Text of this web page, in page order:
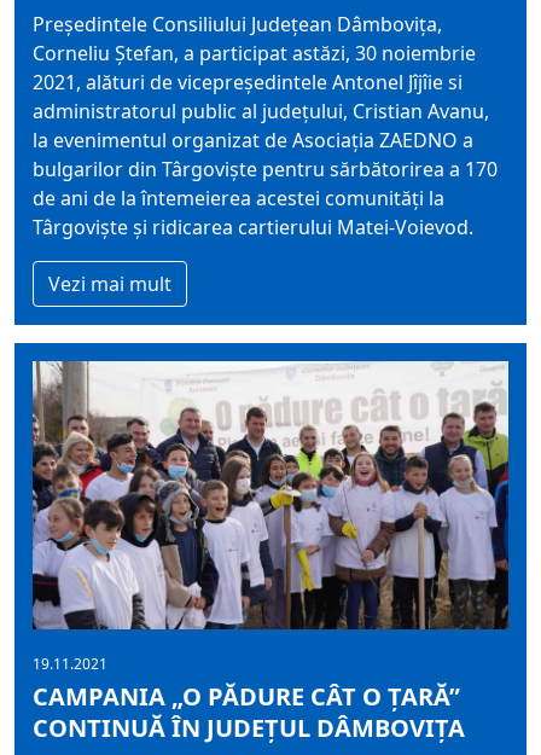
Președintele Consiliului Județean Dâmbovița,
Corneliu Ștefan, a participat astăzi, 30 noiembrie
2021, alături de vicepreședintele Antonel Jîjîie si
administratorul public al județului, Cristian Avanu,
la evenimentul organizat de Asociația ZAEDNO a
bulgarilor din Târgoviște pentru sărbătorirea a 170
de ani de la întemeierea acestei comunități la
Târgoviște și ridicarea cartierului Matei-Voievod.
Vezi mai mult
19.11.2021
CAMPANIA „O PĂDURE CÂT O ȚARĂ”
CONTINUĂ ÎN JUDEȚUL DÂMBOVIȚA